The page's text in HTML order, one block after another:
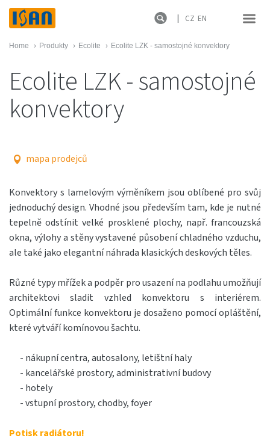
CZ EN
Home › Produkty › Ecolite › Ecolite LZK - samostojné konvektory
Ecolite LZK - samostojné
konvektory
mapa prodejců
Konvektory s lamelovým výměníkem jsou oblíbené pro svůj
jednoduchý design. Vhodné jsou především tam, kde je nutné
tepelně odstínit velké prosklené plochy, např. francouzská
okna, výlohy a stěny vystavené působení chladného vzduchu,
ale také jako elegantní náhrada klasických deskových těles.
Různé typy mřížek a podpěr pro usazení na podlahu umožňují
architektovi sladit vzhled konvektoru s interiérem.
Optimální funkce konvektoru je dosaženo pomocí opláštění,
které vytváří komínovou šachtu.
- nákupní centra, autosalony, letištní haly
- kancelářské prostory, administrativní budovy
- hotely
- vstupní prostory, chodby, foyer
Potisk radiátoru!